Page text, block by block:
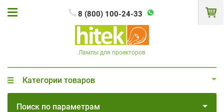
8 (800) 100-24-33
Лампы для проекторов
Категории товаров
Поиск по параметрам